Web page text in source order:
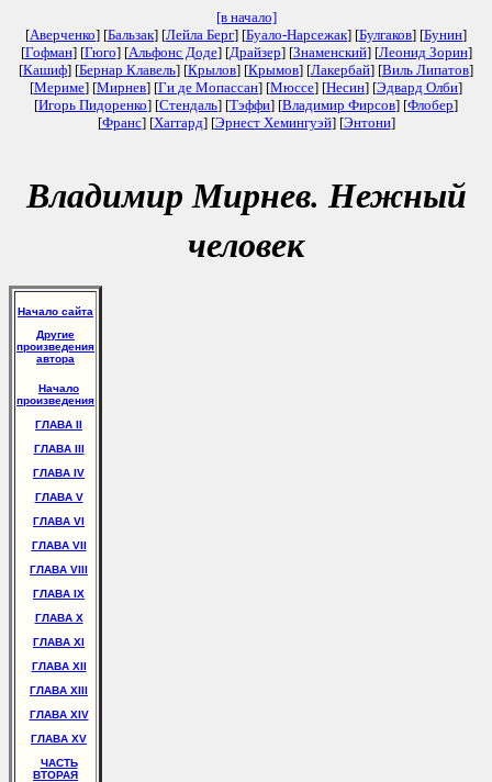
[в начало]
[Аверченко] [Бальзак] [Лейла Берг] [Буало-Нарсежак] [Булгаков] [Бунин]
[Гофман] [Гюго] [Альфонс Доде] [Драйзер] [Знаменский] [Леонид Зорин]
[Кашиф] [Бернар Клавель] [Крылов] [Крымов] [Лакербай] [Виль Липатов]
[Мериме] [Мирнев] [Ги де Мопассан] [Мюссе] [Несин] [Эдвард Олби]
[Игорь Пидоренко] [Стендаль] [Тэффи] [Владимир Фирсов] [Флобер]
[Франс] [Хаггард] [Эрнест Хемингуэй] [Энтони]
Владимир Мирнев. Нежный
человек
Начало сайта
Другие
произведения
автора
Начало
произведения
ГЛАВА II
ГЛАВА III
ГЛАВА IV
ГЛАВА V
ГЛАВА VI
ГЛАВА VII
ГЛАВА VIII
ГЛАВА IX
ГЛАВА X
ГЛАВА XI
ГЛАВА XII
ГЛАВА XIII
ГЛАВА XIV
ГЛАВА XV
ЧАСТЬ
ВТОРАЯ